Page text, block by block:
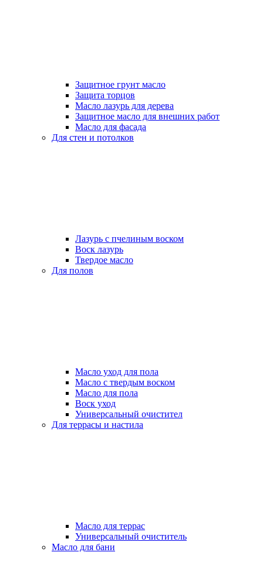
Защитное грунт масло
Защита торцов
Масло лазурь для дерева
Защитное масло для внешних работ
Масло для фасада
Для стен и потолков
Лазурь с пчелиным воском
Воск лазурь
Твердое масло
Для полов
Масло уход для пола
Масло с твердым воском
Масло для пола
Воск уход
Универсальный очистител
Для террасы и настила
Масло для террас
Универсальный очиститель
Масло для бани